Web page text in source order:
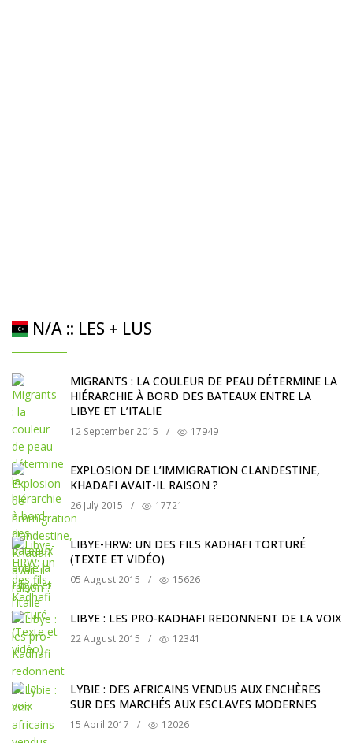
N/A :: LES + LUS
MIGRANTS : LA COULEUR DE PEAU DÉTERMINE LA
HIÉRARCHIE À BORD DES BATEAUX ENTRE LA
LIBYE ET L’ITALIE
12 September 2015 / 17949
EXPLOSION DE L’IMMIGRATION CLANDESTINE,
KHADAFI AVAIT-IL RAISON ?
26 July 2015 / 17721
LIBYE-HRW: UN DES FILS KADHAFI TORTURÉ
(TEXTE ET VIDÉO)
05 August 2015 / 15626
LIBYE : LES PRO-KADHAFI REDONNENT DE LA VOIX
22 August 2015 / 12341
LYBIE : DES AFRICAINS VENDUS AUX ENCHÈRES
SUR DES MARCHÉS AUX ESCLAVES MODERNES
15 April 2017 / 12026